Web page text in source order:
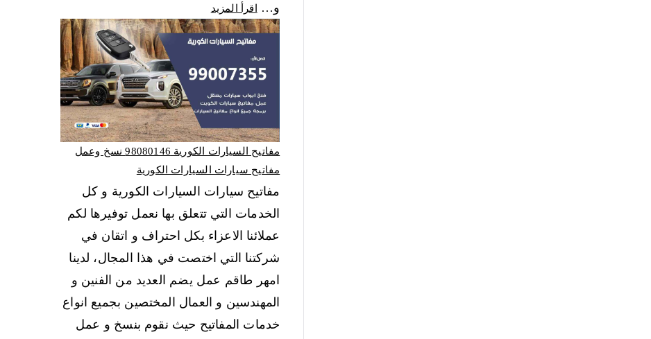
و…
اقرأ المزيد
مفاتيح السيارات الكورية 98080146‬ نسخ وعمل
مفاتيح سيارات السيارات الكورية
مفاتيح سيارات السيارات الكورية و كل
الخدمات التي تتعلق بها نعمل توفيرها لكم
عملائنا الاعزاء بكل احتراف و اتقان في
شركتنا التي اختصت في هذا المجال، لدينا
امهر طاقم عمل يضم العديد من الفنين و
المهندسين و العمال المختصين بجميع انواع
خدمات المفاتيح حيث نقوم بنسخ و عمل